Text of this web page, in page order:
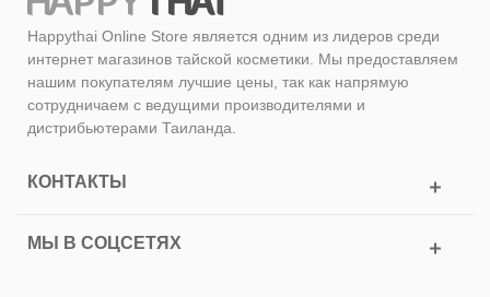
Happythai Online Store является одним из лидеров среди
интернет магазинов тайской косметики. Мы предоставляем
нашим покупателям лучшие цены, так как напрямую
сотрудничаем с ведущими производителями и
дистрибьютерами Таиланда.
КОНТАКТЫ
МЫ В СОЦСЕТЯХ